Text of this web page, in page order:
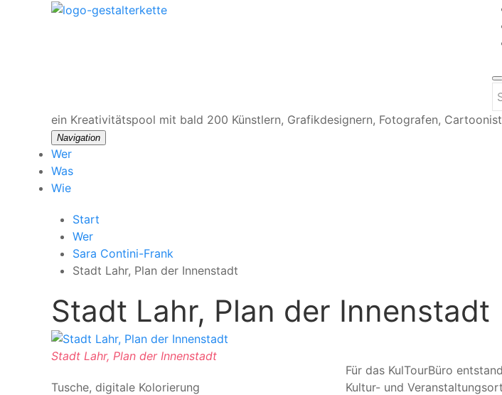
ein Kreativitätspool mit bald 200 Künstlern, Grafikdesignern, Fotografen,
Navigation
Wer
Was
Wie
Start
Wer
Sara Contini-Frank
Stadt Lahr, Plan der Innenstadt
Stadt Lahr, Plan der Innenstadt
Stadt Lahr, Plan der Innenstadt
Tusche, digitale Kolorierung
Für das KulTourBüro
Kultur- und